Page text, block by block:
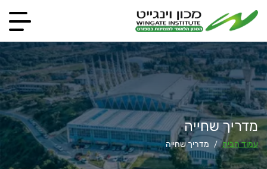
מדריך שחייה
עמוד הבית / מדריך שחייה